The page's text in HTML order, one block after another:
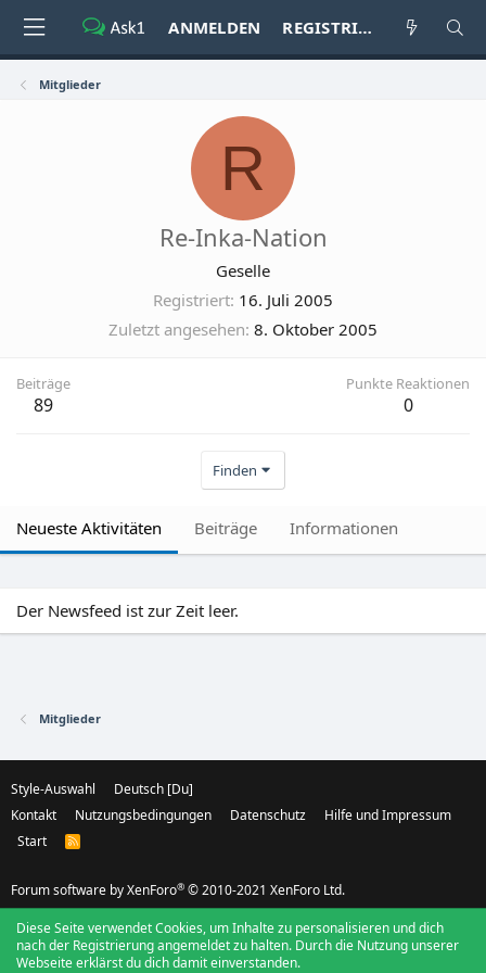
ANMELDEN REGISTRIEREN
Mitglieder
R
Re-Inka-Nation
Geselle
Registriert 16. Juli 2005
Zuletzt angesehen 8. Oktober 2005
Beiträge
89
Punkte Reaktionen
0
Finden
Neueste Aktivitäten Beiträge Informationen
Der Newsfeed ist zur Zeit leer.
Mitglieder
Style-Auswahl
Deutsch [Du]
Kontakt
Nutzungsbedingungen Datenschutz
Hilfe und Impressum
Start
R
S
Forum software by XenForo® © 2010-2021 XenForo Ltd.
Diese Seite verwendet Cookies, um Inhalte zu personalisieren und dich
nach der Registrierung angemeldet zu halten. Durch die Nutzung unserer
Webseite erklärst du dich damit einverstanden.